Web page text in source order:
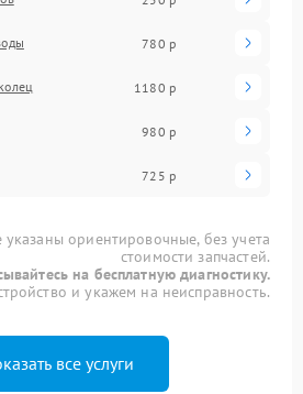
780 р
1180 р
980 р
725 р
ориентировочные, без учета
стоимости запчастей.
на бесплатную диагностику.
и укажем на неисправность.
все услуги